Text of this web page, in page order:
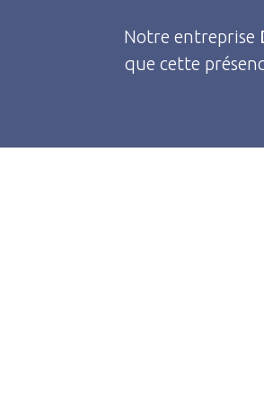
Notre entreprise
que cette